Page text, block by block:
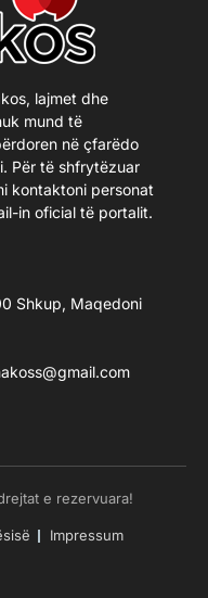
lajmet dhe
mund të
në çfarëdo
Për të shfrytëzuar
kontaktoni personat
in oficial të portalit.
Shkup, Maqedoni
e rezervuara!
Impressum